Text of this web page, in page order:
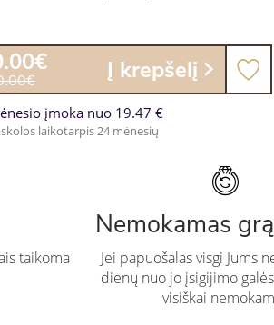
Į krepšelį
įmoka nuo 19.47 €
laikotarpis 24 mėnesių
taikoma
Nemokamas
Jei papuošalas visgi Jums
dienų nuo jo įsigijimo
visiškai